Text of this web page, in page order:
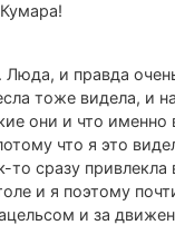
. Люда, и правда
тоже видела, и
они и что именно
что я это
то сразу привлекла
и я поэтому
и за